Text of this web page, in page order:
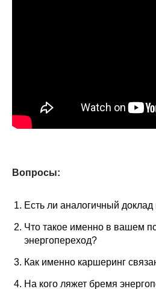
Об аспирантуре
Диссертационный
Материалы
Вопросы:
Есть ли аналогичный
Что такое именно в вашем
энергопереход?
Как именно каршеринг
На кого ляжет бремя